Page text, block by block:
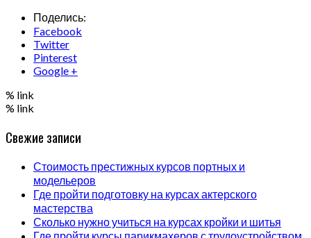
Поделись:
Facebook
Twitter
Pinterest
Google +
% link
% link
Свежие записи
Стоимость престижных курсов портных и
модельеров
Где пройти подготовку на курсах актерского
мастерства
Сколько нужно учиться на курсах кройки и шитья
Где пройти курсы парикмахеров с трудоустройством